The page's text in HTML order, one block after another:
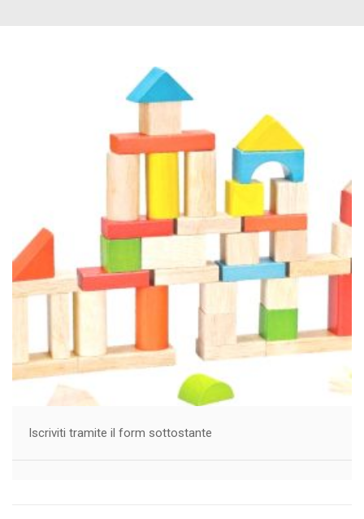
Iscriviti tramite il form sottostante